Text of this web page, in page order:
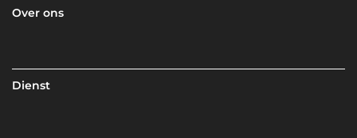
Over ons
Dienst